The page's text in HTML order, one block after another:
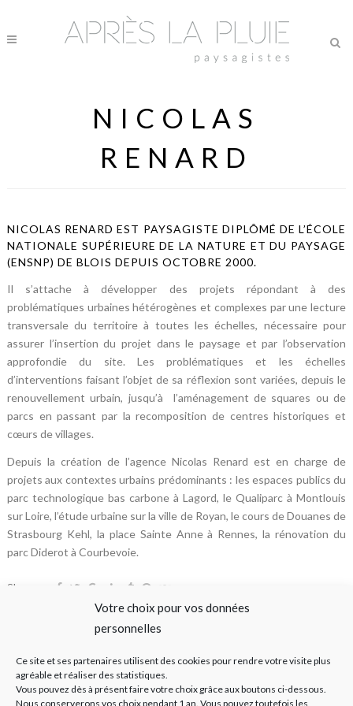
Votre choix pour vos données
personnelles
Ce site et ses partenaires utilisent des cookies pour rendre votre visite plus
agréable et réaliser des statistiques.
Vous pouvez dès à présent faire votre choix grâce aux boutons ci-dessous.
Nous conserverons vos choix pendant 1 an. Vous pouvez toutefois les
NICOLAS
RENARD
NICOLAS RENARD EST PAYSAGISTE DIPLÔMÉ DE L’ÉCOLE
NATIONALE SUPÉRIEURE DE LA NATURE ET DU PAYSAGE
(ENSNP) DE BLOIS DEPUIS OCTOBRE 2000.
Il s’attache à développer des projets répondant à des
problématiques urbaines hétérogènes et complexes par une lecture
transversale du territoire à toutes les échelles, nécessaire pour
assurer l’insertion du projet dans le paysage et par l’observation
approfondie du site. Les problématiques et les échelles
d’interventions faisant l’objet de sa réflexion sont variées, depuis le
renouvellement urbain, jusqu’à l’aménagement de squares ou de
parcs en passant par la recomposition de centres historiques et
cœurs de villages.
Depuis la création de l’agence Nicolas Renard est en charge de
projets aux contextes urbains prédominants : les espaces publics du
parc technologique bas carbone à Lagord, le Qualiparc à Montlouis
sur Loire, l’étude urbaine sur la ville de Royan, le cours de Douanes de
Strasbourg Kehl, la place Sainte Anne à Rennes, la rénovation du
parc Diderot à Courbevoie.
Share on: